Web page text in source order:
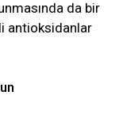
da bir
antioksidanlar